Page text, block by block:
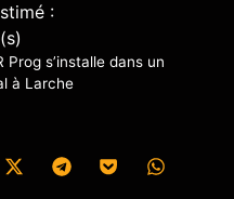
:
Prog s’installe dans un
à Larche